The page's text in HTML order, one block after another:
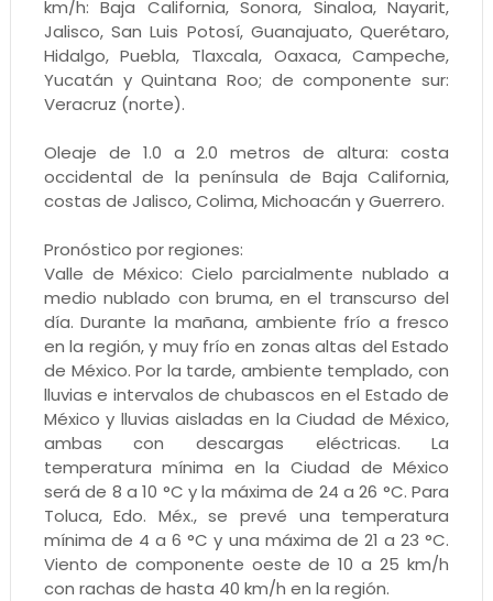
km/h: Baja California, Sonora, Sinaloa, Nayarit,
Jalisco, San Luis Potosí, Guanajuato, Querétaro,
Hidalgo, Puebla, Tlaxcala, Oaxaca, Campeche,
Yucatán y Quintana Roo; de componente sur:
Veracruz (norte).
Oleaje de 1.0 a 2.0 metros de altura: costa
occidental de la península de Baja California,
costas de Jalisco, Colima, Michoacán y Guerrero.
Pronóstico por regiones:
Valle de México: Cielo parcialmente nublado a
medio nublado con bruma, en el transcurso del
día. Durante la mañana, ambiente frío a fresco
en la región, y muy frío en zonas altas del Estado
de México. Por la tarde, ambiente templado, con
lluvias e intervalos de chubascos en el Estado de
México y lluvias aisladas en la Ciudad de México,
ambas con descargas eléctricas. La
temperatura mínima en la Ciudad de México
será de 8 a 10 °C y la máxima de 24 a 26 °C. Para
Toluca, Edo. Méx., se prevé una temperatura
mínima de 4 a 6 °C y una máxima de 21 a 23 °C.
Viento de componente oeste de 10 a 25 km/h
con rachas de hasta 40 km/h en la región.